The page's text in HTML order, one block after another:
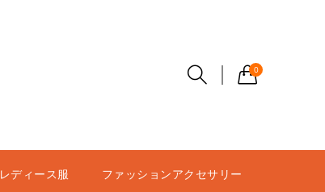
0
レディース服 ファッションアクセサリー